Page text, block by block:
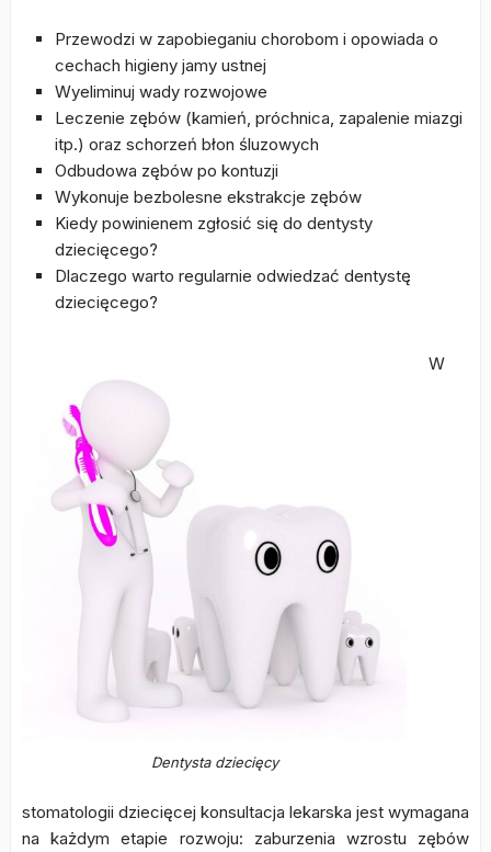
Przewodzi w zapobieganiu chorobom i opowiada o
cechach higieny jamy ustnej
Wyeliminuj wady rozwojowe
Leczenie zębów (kamień, próchnica, zapalenie miazgi
itp.) oraz schorzeń błon śluzowych
Odbudowa zębów po kontuzji
Wykonuje bezbolesne ekstrakcje zębów
Kiedy powinienem zgłosić się do dentysty
dziecięcego?
Dlaczego warto regularnie odwiedzać dentystę
dziecięcego?
Dentysta dziecięcy
W
stomatologii dziecięcej konsultacja lekarska jest wymagana
na każdym etapie rozwoju: zaburzenia wzrostu zębów